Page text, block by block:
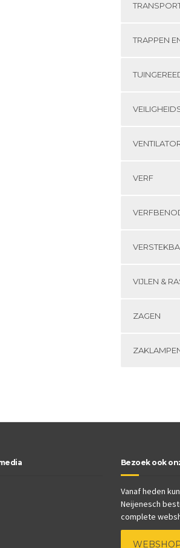
TRAPPEN
VERF
VIJLEN &
ZAGEN
Bezoek ook
Vanaf heden
Neijenesch
complete